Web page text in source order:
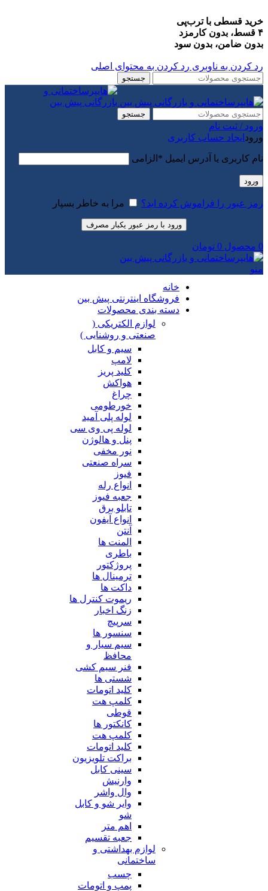
خرید قسطی با ترب‌پی
۴ قسط، بدون کارمزد
بدون ضامن، بدون سود
رد کردن به ناوبری رد کردن به محتوای اصلی
جستجو
جستجو
ورود / ثبت نام
ورود ایجاد حساب کاربری
نام کاربری یا آدرس ایمیل * الزامی
ورود
رمز عبور را فراموش کرده اید؟ مرا به خاطر بسپار
ورود با رمز عبور یکبار مصرف
0 محصول 0 تومان
منو
خانه
فروشگاه اینترنتی پیش بین
دسته بندی محصولات
لوازم الکتریکی (
صنعتی و روشنایی )
سیم و کابل
لامپ
کلید پریز
هواکش
چراغ
خورطومی
لوله پلی آمید
لوله پی وی سی
پنل و هالوژن
نور مخفی
سراه صنعتی
فیوز
انواع رله
جعبه فیوز
تابلو برق
انواع آیفون
آنتن
المنت ها
باطری
پروژکتور
ترمینال ها
داکت ها
ریموت کنترل ها
زنگ اخبار
سرپیچ
سنسور ها
سیم سیار و
محافظ
فنر سیم کشی
شستی ها
کلید اتومات
کلمپ هت
قوطی
کانکتور ها
کلمپ هت
کلید اتومات
براکت تلویزیون
سینی کابل
وارنیش
وال واشر
وایر شو و کابل
شو
اهم متر
جعبه تقسیم
لوازم بهداشتی و
ساختمانی
چسب
پمپ و اتومات